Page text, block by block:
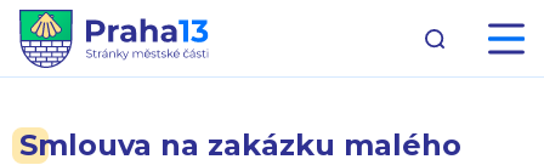
Smlouva na zakázku malého